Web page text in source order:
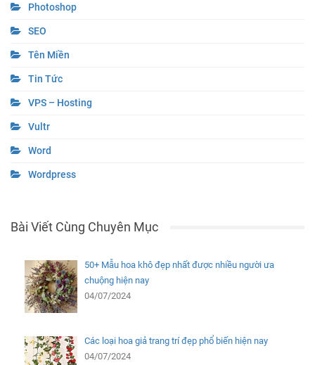
Photoshop
SEO
Tên Miền
Tin Tức
VPS – Hosting
Vultr
Word
Wordpress
Bài Viết Cùng Chuyên Mục
50+ Mẫu hoa khô đẹp nhất được nhiều người ưa
chuộng hiện nay
04/07/2024
Các loại hoa giả trang trí đẹp phổ biến hiện nay
04/07/2024